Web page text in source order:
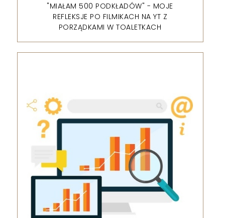
"MIAŁAM 500 PODKŁADÓW" - MOJE
REFLEKSJE PO FILMIKACH NA YT Z
PORZĄDKAMI W TOALETKACH